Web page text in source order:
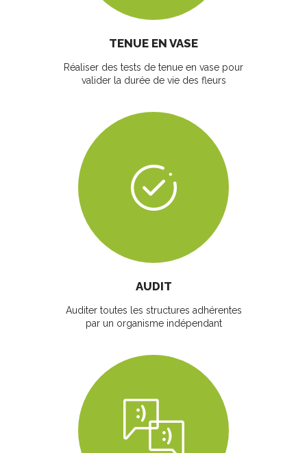
TENUE EN VASE
Réaliser des tests de tenue en vase pour
valider la durée de vie des fleurs
AUDIT
Auditer toutes les structures adhérentes
par un organisme indépendant